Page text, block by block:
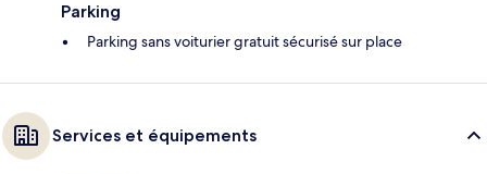
Parking
Parking sans voiturier gratuit sécurisé sur place
Services et équipements